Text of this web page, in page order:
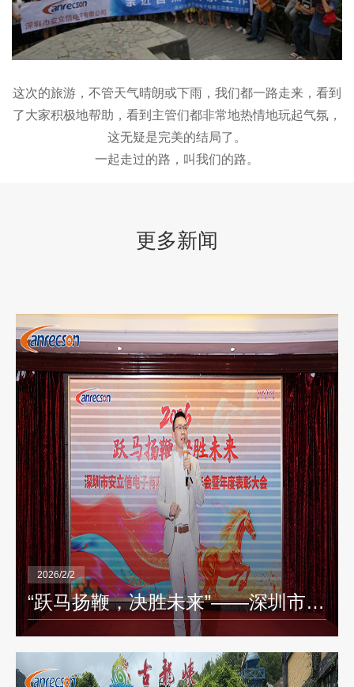
这次的旅游，不管天气晴朗或下雨，我们都一路走来，看到
了大家积极地帮助，看到主管们都非常地热情地玩起气氛，
这无疑是完美的结局了。
一起走过的路，叫我们的路。
更多新闻
2026/2/2
“跃马扬鞭，决胜未来”——深圳市安立信电子有限公司-Anrecson 2026年年会盛典